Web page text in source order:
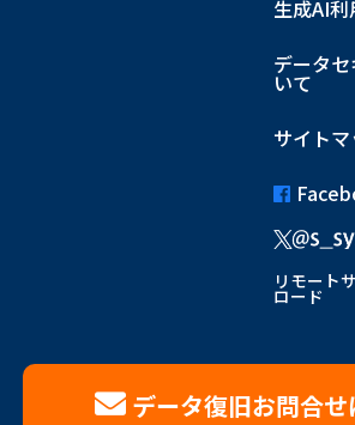
生成AI利
データ
いて
サイト
リモート
ロード
データ復旧お問合せ